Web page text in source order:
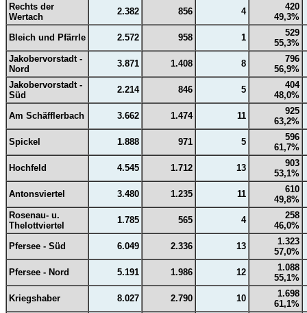
Rechts der
Wertach
2.382 856 4
420
49,3%
Bleich und Pfärrle
2.572 958 1
529
55,3%
Jakobervorstadt -
Nord
3.871 1.408 8
796
56,9%
Jakobervorstadt -
Süd
2.214 846 5
404
48,0%
Am Schäfflerbach
3.662 1.474 11
925
63,2%
Spickel
1.888 971 5
596
61,7%
Hochfeld
4.545 1.712 13
903
53,1%
Antonsviertel
3.480 1.235 11
610
49,8%
Rosenau- u.
Thelottviertel
1.785 565 4
258
46,0%
Pfersee - Süd
6.049 2.336 13
1.323
57,0%
Pfersee - Nord
5.191 1.986 12
1.088
55,1%
Kriegshaber
8.027 2.790 10
1.698
61,1%